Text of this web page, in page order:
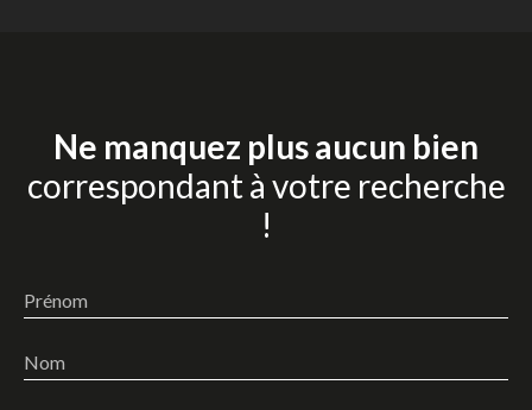
Ne manquez plus aucun bien
correspondant à votre recherche
!
Prénom
Nom